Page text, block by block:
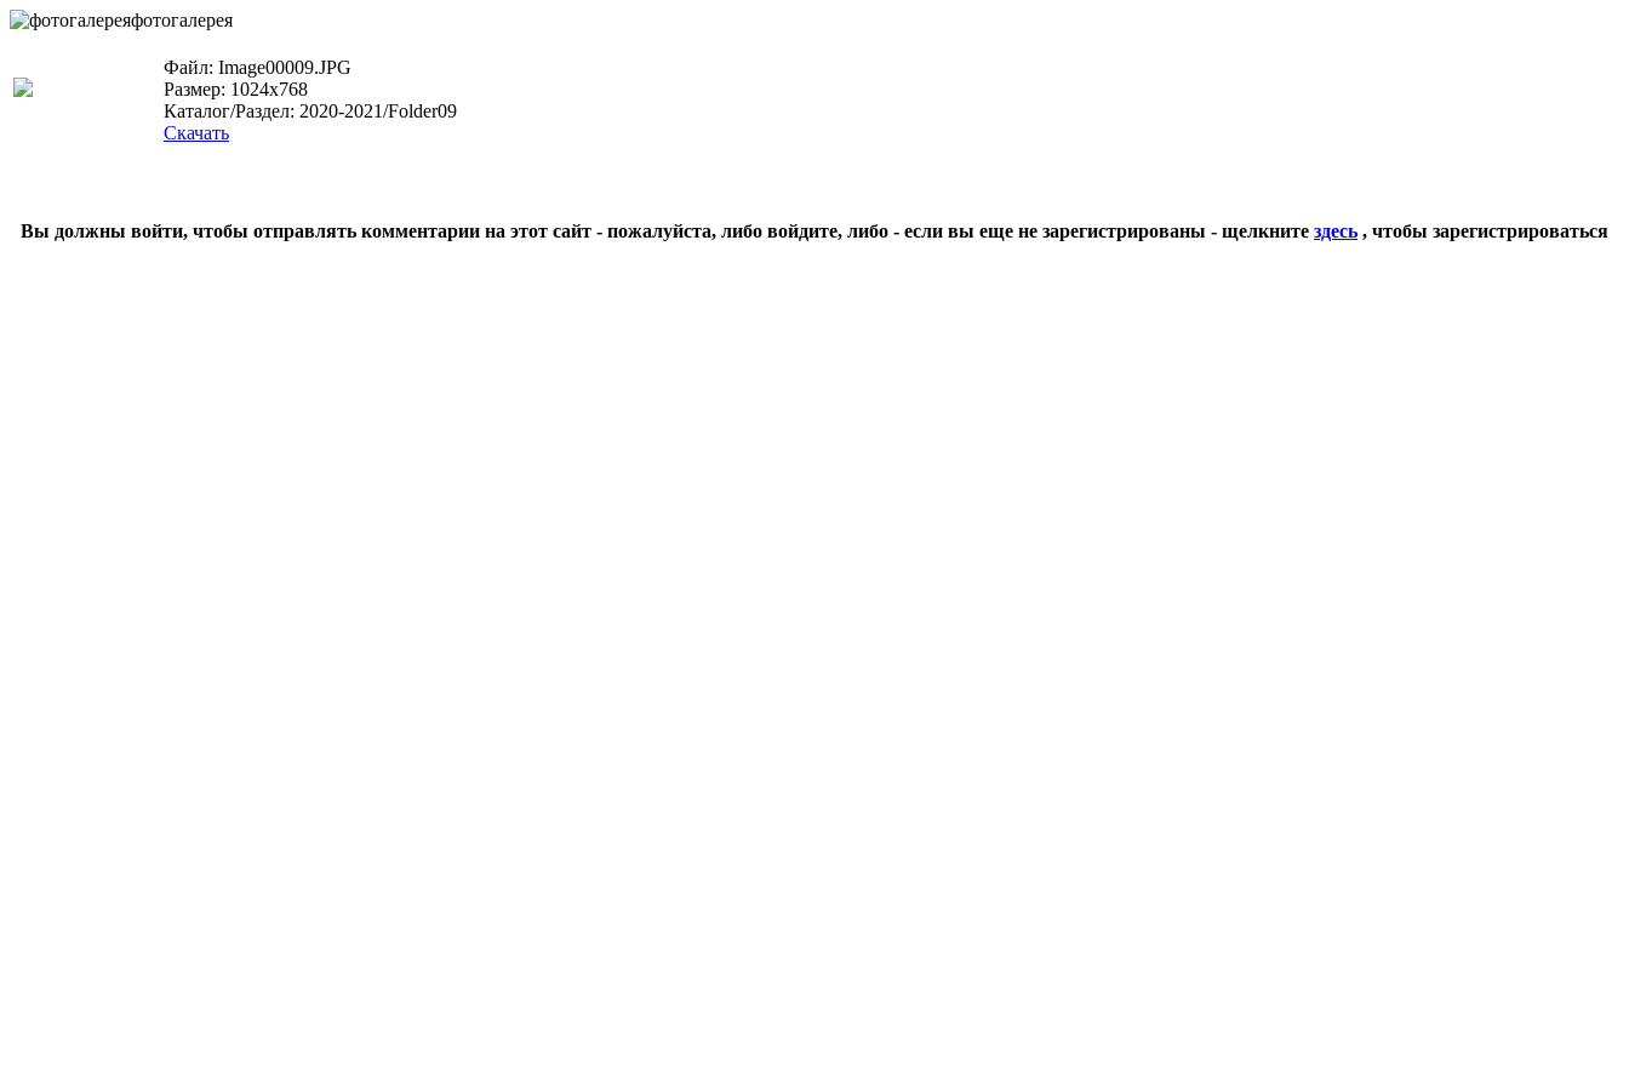
фотогалерея
Файл: Image00009.JPG
Размер: 1024x768
Каталог/Раздел: 2020-2021/Folder09
Скачать
Вы должны войти, чтобы отправлять комментарии на этот сайт - пожалуйста, либо войдите, либо - если вы еще не зарегистрированы - щелкните здесь , чтобы зарегистрироваться